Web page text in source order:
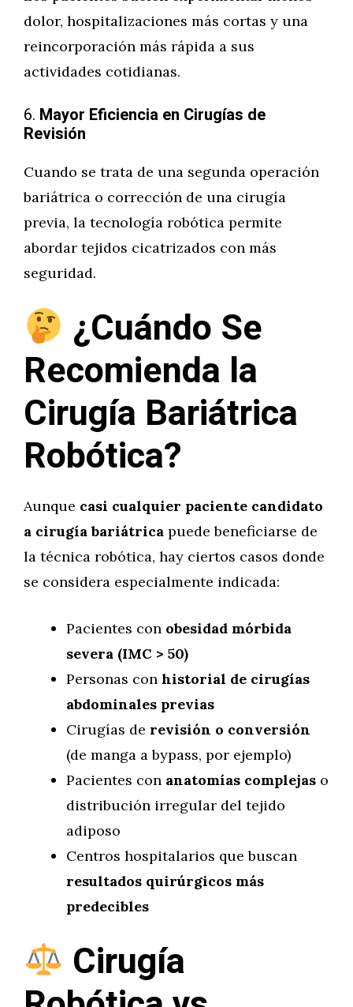
dolor, hospitalizaciones más cortas y una
reincorporación más rápida a sus
actividades cotidianas.
6. Mayor Eficiencia en Cirugías de
Revisión
Cuando se trata de una segunda operación
bariátrica o corrección de una cirugía
previa, la tecnología robótica permite
abordar tejidos cicatrizados con más
seguridad.
¿Cuándo Se
Recomienda la
Cirugía Bariátrica
Robótica?
Aunque casi cualquier paciente candidato
a cirugía bariátrica puede beneficiarse de
la técnica robótica, hay ciertos casos donde
se considera especialmente indicada:
Pacientes con obesidad mórbida
severa (IMC > 50)
Personas con historial de cirugías
abdominales previas
Cirugías de revisión o conversión
(de manga a bypass, por ejemplo)
Pacientes con anatomías complejas o
distribución irregular del tejido
adiposo
Centros hospitalarios que buscan
resultados quirúrgicos más
predecibles
Cirugía